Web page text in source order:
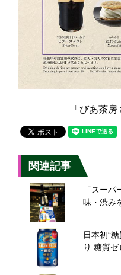
「びあ茶
関連記事
「スー
味・渋み
日本初“
り 糖質